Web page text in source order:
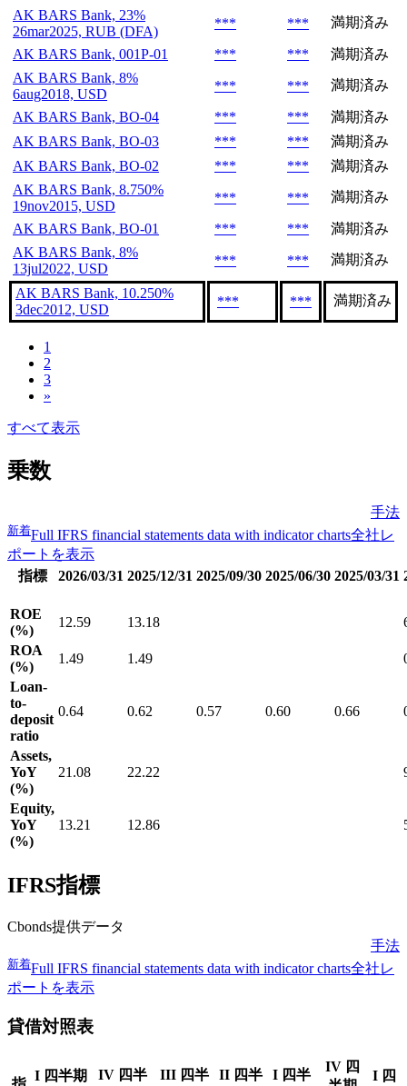
AK BARS Bank, 23%
26mar2025, RUB (DFA)
*** *** 満期済み
AK BARS Bank, 001P-01 *** ***
満期済み
AK BARS Bank, 8%
6aug2018, USD
*** *** 満期済み
AK BARS Bank, BO-04 *** ***
満期済み
AK BARS Bank, BO-03
*** ***
満期済み
AK BARS Bank, BO-02
*** ***
満期済み
AK BARS Bank, 8.750%
19nov2015, USD
*** *** 満期済み
AK BARS Bank, BO-01 *** ***
満期済み
AK BARS Bank, 8%
13jul2022, USD
*** *** 満期済み
AK BARS Bank, 10.250%
3dec2012, USD
*** *** 満期済み
1
2
3
»
すべて表示
乗数
手法
新着Full IFRS financial statements data with indicator charts全社レ
ポートを表示
指標
2026/03/31 2025/12/31 2025/09/30 2025/06/30 2025/03/31
ROE
(%)
12.59 13.18
ROA
(%)
1.49 1.49
Loan-
to-
deposit
ratio
0.64 0.62 0.57 0.60 0.66
Assets,
YoY
(%)
21.08 22.22
Equity,
YoY
(%)
13.21 12.86
IFRS指標
Cbonds提供データ
手法
新着Full IFRS financial statements data with indicator charts全社レ
ポートを表示
貸借対照表
I 四半期 IV 四半 III 四半 II 四半 I 四半
IV 四
I 四